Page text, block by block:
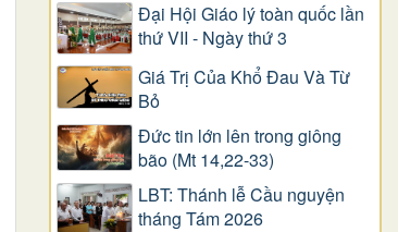
Đại Hội Giáo lý toàn quốc lần
thứ VII - Ngày thứ 3
Giá Trị Của Khổ Ðau Và Từ
Bỏ
Đức tin lớn lên trong giông
bão (Mt 14,22-33)
LBT: Thánh lễ Cầu nguyện
tháng Tám 2026